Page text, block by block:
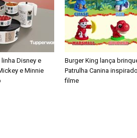
Disney e
e Minnie
Burger King lança
Patrulha Canina
filme